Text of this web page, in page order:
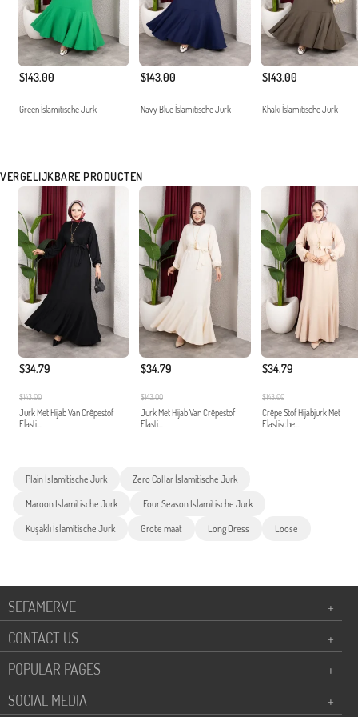
$143.00
Green İslamitische Jurk
$143.00
Navy Blue İslamitische Jurk
$143.00
Khaki İslamitische Jurk
VERGELIJKBARE PRODUCTEN
$34.79
$143.00
Jurk Met Hijab Van Crêpestof
Elasti...
$34.79
$143.00
Jurk Met Hijab Van Crêpestof
Elasti...
$34.79
$143.00
Crêpe Stof Hijabjurk Met
Elastische...
Plain İslamitische Jurk Zero Collar İslamitische Jurk
Maroon İslamitische Jurk Four Season İslamitische Jurk
Kuşaklı İslamitische Jurk Grote maat Long Dress Loose
SEFAMERVE
+
CONTACT US
+
POPULAR PAGES
+
SOCIAL MEDIA
+